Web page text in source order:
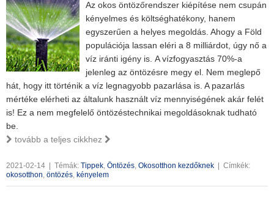
Az okos öntözőrendszer kiépítése nem csupán
kényelmes és költséghatékony, hanem
egyszerűen a helyes megoldás. Ahogy a Föld
populációja lassan eléri a 8 milliárdot, úgy nő a
víz iránti igény is. A vízfogyasztás 70%-a
jelenleg az öntözésre megy el. Nem meglepő
hát, hogy itt történik a víz legnagyobb pazarlása is. A pazarlás
mértéke elérheti az általunk használt víz mennyiségének akár felét
is! Ez a nem megfelelő öntözéstechnikai megoldásoknak tudható
be.
tovább a teljes cikkhez
2021-02-14 Témák: Tippek, Öntözés, Okosotthon kezdőknek
Címkék:
okosotthon, öntözés, kényelem